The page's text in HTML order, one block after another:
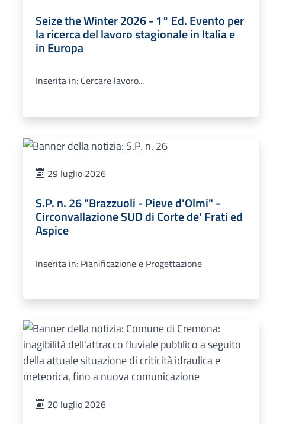
Seize the Winter 2026 - 1° Ed. Evento per
la ricerca del lavoro stagionale in Italia e
in Europa
Inserita in: Cercare lavoro...
29 luglio 2026
S.P. n. 26 "Brazzuoli - Pieve d'Olmi" -
Circonvallazione SUD di Corte de' Frati ed
Aspice
Inserita in: Pianificazione e Progettazione
20 luglio 2026